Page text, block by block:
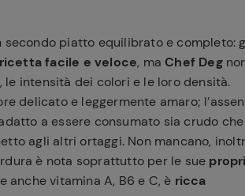
piatto equilibrato e completo:
ricetta facile e veloce, maChef Deg
intensità dei colori e le loro densità.
delicato e leggermente amaro;
a essere consumato sia crudo
agli altri ortaggi. Non mancano,
è nota soprattutto per le sue
vitamina A, B6 e C, è ricca